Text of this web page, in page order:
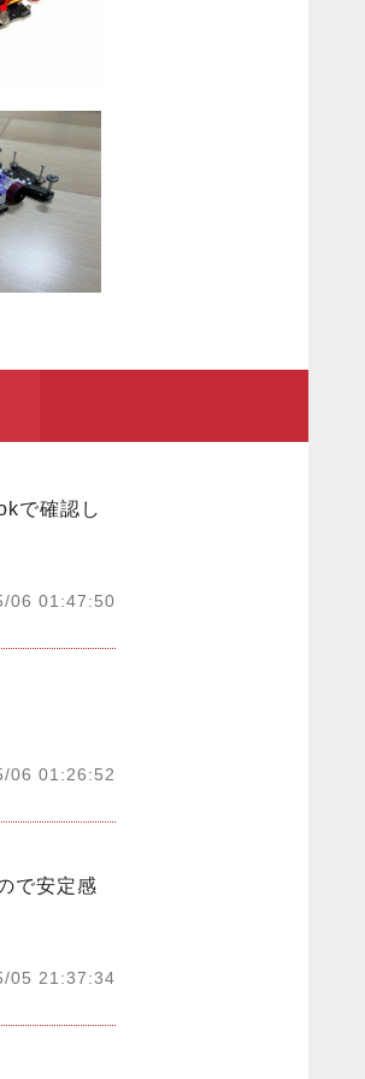
で確認し
06 01:47:50
06 01:26:52
で安定感
05 21:37:34